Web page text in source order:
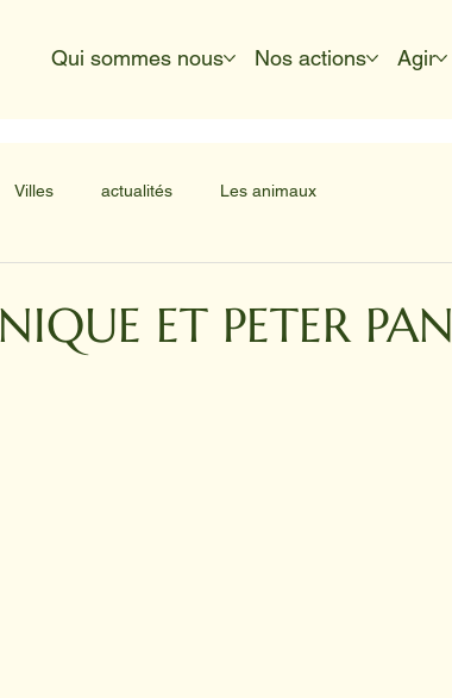
Qui sommes nous Nos actions Agir
Villes actualités Les animaux
ET PETER PAN